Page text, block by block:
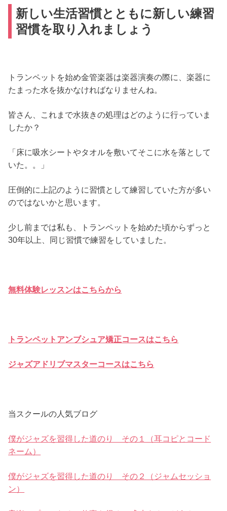
新しい生活習慣とともに新しい練習
習慣を取り入れましょう
トランペットを始め金管楽器は楽器演奏の際に、楽器に
たまった水を抜かなければなりませんね。
皆さん、これまで水抜きの処理はどのように行っていま
したか？
「床に吸水シートやタオルを敷いてそこに水を落として
いた。。」
圧倒的に上記のように習慣として練習していた方が多い
のではないかと思います。
少し前までは私も、トランペットを始めた頃からずっと
30年以上、同じ習慣で練習をしていました。
無料体験レッスンはこちらから
トランペットアンブシュア矯正コースはこちら
ジャズアドリブマスターコースはこちら
当スクールの人気ブログ
僕がジャズを習得した道のり その１（耳コピとコード
ネーム）
僕がジャズを習得した道のり その２（ジャムセッショ
ン）